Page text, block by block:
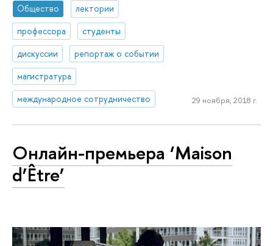
Общество
лектории
профессора
студенты
дискуссии
репортаж о событии
магистратура
международное сотрудничество
29 ноября, 2018 г.
Онлайн-премьера ‘Maison
d’Être’